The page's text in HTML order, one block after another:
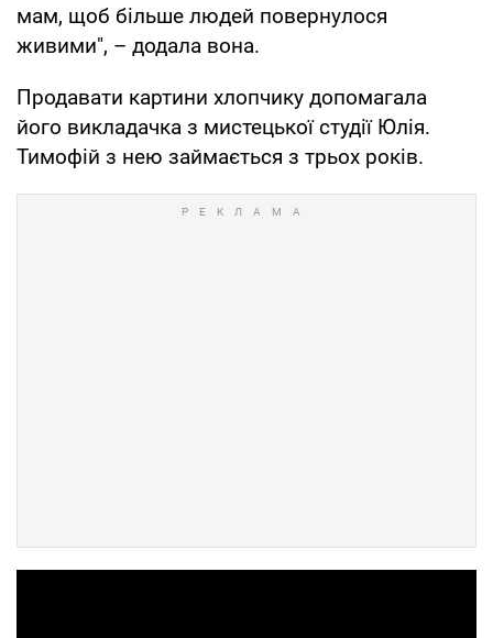
мам, щоб більше людей повернулося
живими", – додала вона.
Продавати картини хлопчику допомагала
його викладачка з мистецької студії Юлія.
Тимофій з нею займається з трьох років.